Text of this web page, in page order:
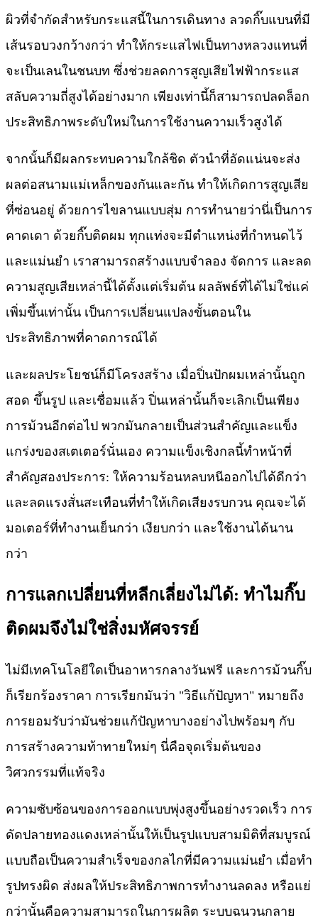
ผิวที่จำกัดสำหรับกระแสนี้ในการเดินทาง ลวดกิ๊บแบนที่มี
เส้นรอบวงกว้างกว่า ทำให้กระแสไฟเป็นทางหลวงแทนที่
จะเป็นเลนในชนบท ซึ่งช่วยลดการสูญเสียไฟฟ้ากระแส
สลับความถี่สูงได้อย่างมาก เพียงเท่านี้ก็สามารถปลดล็อก
ประสิทธิภาพระดับใหม่ในการใช้งานความเร็วสูงได้
จากนั้นก็มีผลกระทบความใกล้ชิด ตัวนำที่อัดแน่นจะส่ง
ผลต่อสนามแม่เหล็กของกันและกัน ทำให้เกิดการสูญเสีย
ที่ซ่อนอยู่ ด้วยการไขลานแบบสุ่ม การทำนายว่านี่เป็นการ
คาดเดา ด้วยกิ๊บติดผม ทุกแท่งจะมีตำแหน่งที่กำหนดไว้
และแม่นยำ เราสามารถสร้างแบบจำลอง จัดการ และลด
ความสูญเสียเหล่านี้ได้ตั้งแต่เริ่มต้น ผลลัพธ์ที่ได้ไม่ใช่แค่
เพิ่มขึ้นเท่านั้น เป็นการเปลี่ยนแปลงขั้นตอนใน
ประสิทธิภาพที่คาดการณ์ได้
และผลประโยชน์ก็มีโครงสร้าง เมื่อปิ่นปักผมเหล่านั้นถูก
สอด ขึ้นรูป และเชื่อมแล้ว ปิ่นเหล่านั้นก็จะเลิกเป็นเพียง
การม้วนอีกต่อไป พวกมันกลายเป็นส่วนสำคัญและแข็ง
แกร่งของสเตเตอร์นั่นเอง ความแข็งเชิงกลนี้ทำหน้าที่
สำคัญสองประการ: ให้ความร้อนหลบหนีออกไปได้ดีกว่า
และลดแรงสั่นสะเทือนที่ทำให้เกิดเสียงรบกวน คุณจะได้
มอเตอร์ที่ทำงานเย็นกว่า เงียบกว่า และใช้งานได้นาน
กว่า
การแลกเปลี่ยนที่หลีกเลี่ยงไม่ได้: ทำไมกิ๊บ
ติดผมจึงไม่ใช่สิ่งมหัศจรรย์
ไม่มีเทคโนโลยีใดเป็นอาหารกลางวันฟรี และการม้วนกิ๊บ
ก็เรียกร้องราคา การเรียกมันว่า "วิธีแก้ปัญหา" หมายถึง
การยอมรับว่ามันช่วยแก้ปัญหาบางอย่างไปพร้อมๆ กับ
การสร้างความท้าทายใหม่ๆ นี่คือจุดเริ่มต้นของ
วิศวกรรมที่แท้จริง
ความซับซ้อนของการออกแบบพุ่งสูงขึ้นอย่างรวดเร็ว การ
ดัดปลายทองแดงเหล่านั้นให้เป็นรูปแบบสามมิติที่สมบูรณ์
แบบถือเป็นความสำเร็จของกลไกที่มีความแม่นยำ เมื่อทำ
รูปทรงผิด ส่งผลให้ประสิทธิภาพการทำงานลดลง หรือแย่
กว่านั้นคือความสามารถในการผลิต ระบบฉนวนกลาย